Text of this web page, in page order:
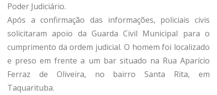
Poder Judiciário.
Após a confirmação das informações, policiais civis
solicitaram apoio da Guarda Civil Municipal para o
cumprimento da ordem judicial. O homem foi localizado
e preso em frente a um bar situado na Rua Aparício
Ferraz de Oliveira, no bairro Santa Rita, em
Taquarituba.